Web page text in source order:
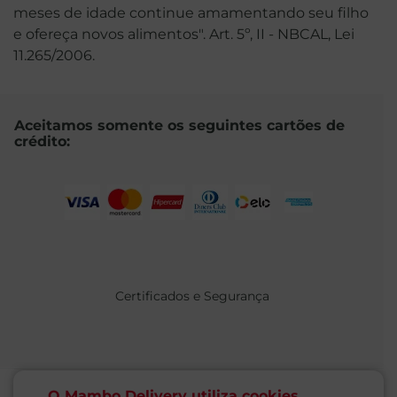
meses de idade continue amamentando seu filho
e ofereça novos alimentos". Art. 5º, II - NBCAL, Lei
11.265/2006.
Aceitamos somente os seguintes cartões de
crédito:
Certificados e Segurança